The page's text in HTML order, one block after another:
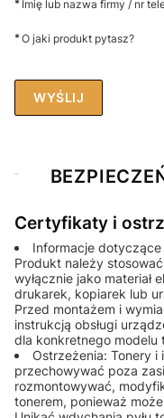
* Imię lub nazwa firmy / nr
*O jaki produkt pytasz?
WYŚLIJ
Certyfikaty i
Informacje
Produkt należy
wyłącznie jako
drukarek, kopiarek lub
Przed montażem i
instrukcją obsługi
dla konkretnego modelu
Ostrzeżenia: Tonery i
przechowywać poza
rozmontowywać,
tonerem, ponieważ